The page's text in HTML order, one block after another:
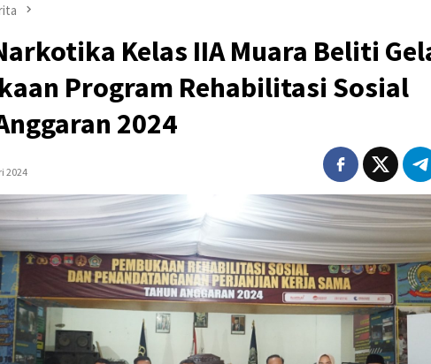
Kelas IIA Muara Beliti
Program Rehabilitasi Sosial
2024
2024